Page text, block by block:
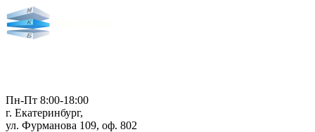
Пн-Пт 8:00-18:00
г. Екатеринбург,
ул. Фурманова 109, оф. 802